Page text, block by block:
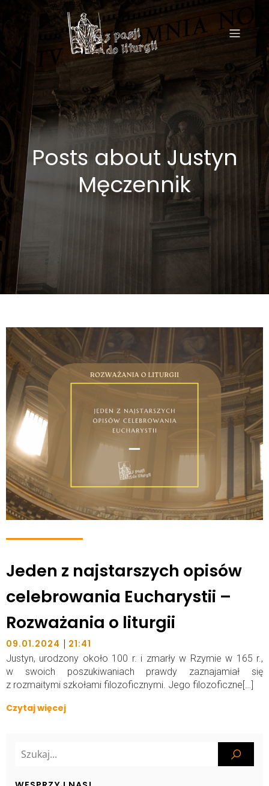
Posts about Justyn
Męczennik
Jeden z najstarszych opisów
celebrowania Eucharystii –
Rozważania o liturgii
09.01.2024 | 21:41
Justyn, urodzony około 100 r. i zmarły w Rzymie w 165 r.,
w swoich poszukiwaniach prawdy zaznajamiał się
z rozmaitymi szkołami filozoficznymi. Jego filozoficzne[…]
Czytaj więcej